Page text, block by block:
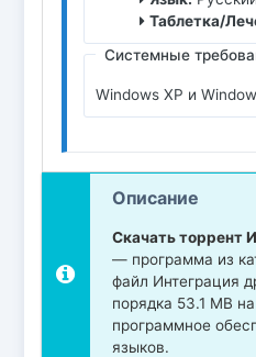
Таблетка/
Системные
Windows XP и
Описание
Скачать торрент
— программа из
файл Интеграция
порядка 53.1 MB
программное
языков.